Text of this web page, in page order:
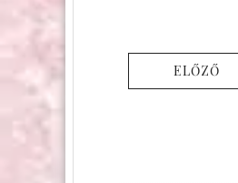
ELŐZŐ